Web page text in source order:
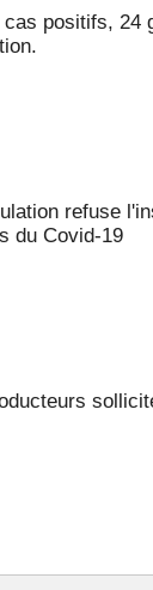
positifs, 24
refuse
du Covid-19